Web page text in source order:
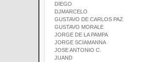
DIEGO
DJMARCELO
GUSTAVO DE CARLOS PAZ
GUSTAVO MORALE
JORGE DE LA PAMPA
JORGE SCIAMANNA
JOSE ANTONIO C.
JUAND